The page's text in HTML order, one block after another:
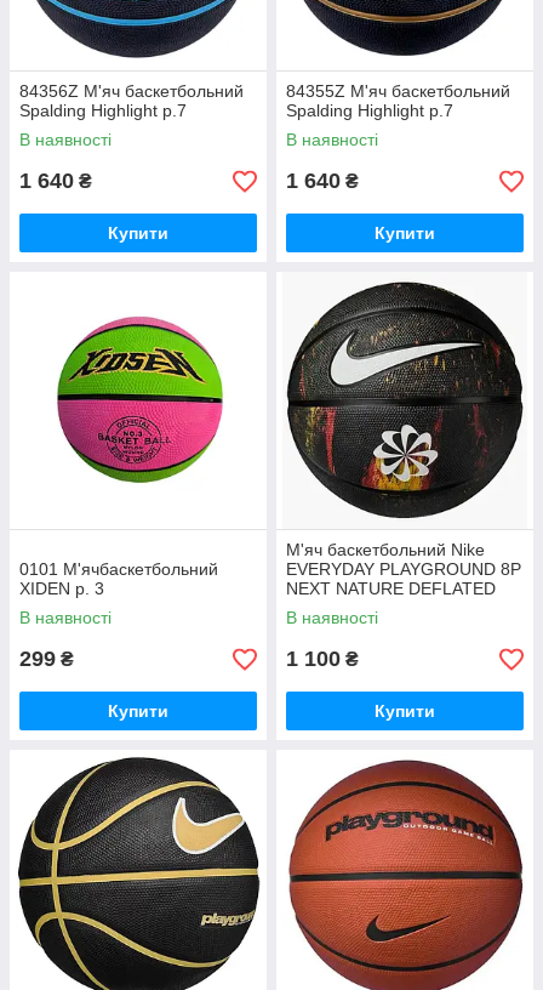
84356Z М'яч баскетбольний
Spalding Highlight р.7
В наявності
1 640 ₴
Купити
84355Z М'яч баскетбольний
Spalding Highlight р.7
В наявності
1 640 ₴
Купити
0101 М'ячбаскетбольний
XIDEN р. 3
В наявності
299 ₴
Купити
М'яч баскетбольний Nike
EVERYDAY PLAYGROUND 8P
NEXT NATURE DEFLATED
MULTI/BLACK/BLACK/WHITE
р.7
В наявності
1 100 ₴
Купити